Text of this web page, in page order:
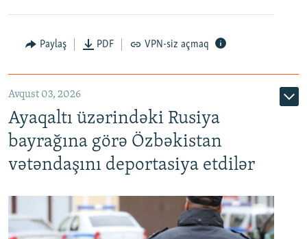
Paylaş PDF VPN-siz açmaq
Avqust 03, 2026
Ayaqaltı üzərindəki Rusiya
bayrağına görə Özbəkistan
vətəndaşını deportasiya etdilər